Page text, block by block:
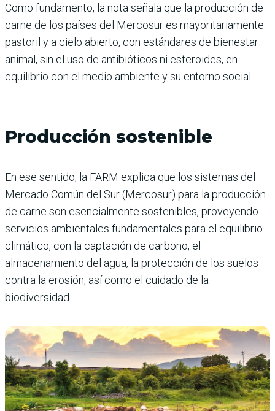
Como fundamento, la nota señala que la producción de
carne de los países del Mercosur es mayoritariamente
pastoril y a cielo abierto, con estándares de bienestar
animal, sin el uso de antibióticos ni esteroides, en
equilibrio con el medio ambiente y su entorno social.
Producción sostenible
En ese sentido, la FARM explica que los sistemas del
Mercado Común del Sur (Mercosur) para la producción
de carne son esencialmente sostenibles, proveyendo
servicios ambientales fundamentales para el equilibrio
climático, con la captación de carbono, el
almacenamiento del agua, la protección de los suelos
contra la erosión, así como el cuidado de la
biodiversidad.